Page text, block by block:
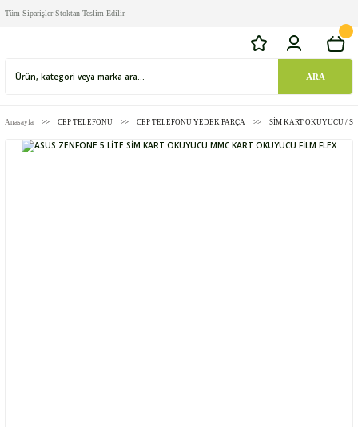
Tüm Siparişler Stoktan Teslim Edilir
ARA
Anasayfa CEP TELEFONU CEP TELEFONU YEDEK PARÇA SİM KART OKUYUCU /